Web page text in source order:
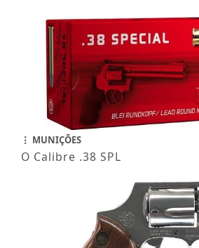
MUNIÇÕES
O Calibre .38 SPL